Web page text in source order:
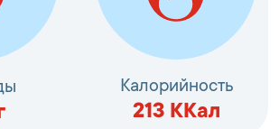
Калорийность
213ККал